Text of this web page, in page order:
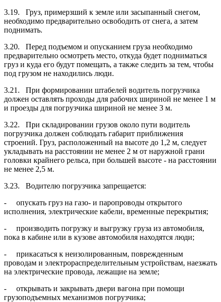
3.19. Груз, примерзший к земле или засыпанный снегом,
необходимо предварительно освободить от снега, а затем
поднимать.
3.20. Перед подъемом и опусканием груза необходимо
предварительно осмотреть место, откуда будет подниматься
груз и куда его будут помещать, а также следить за тем, чтобы
под грузом не находились люди.
3.21. При формировании штабелей водитель погрузчика
должен оставлять проходы для рабочих шириной не менее 1 м
и проезды для погрузчика шириной не менее 3 м.
3.22. При складировании грузов около пути водитель
погрузчика должен соблюдать габарит приближения
строений. Груз, расположенный на высоте до 1,2 м, следует
укладывать на расстоянии не менее 2 м от наружной грани
головки крайнего рельса, при большей высоте - на расстоянии
не менее 2,5 м.
3.23. Водителю погрузчика запрещается:
- опускать груз на газо- и паропроводы открытого
исполнения, электрические кабели, временные перекрытия;
- производить погрузку и выгрузку груза из автомобиля,
пока в кабине или в кузове автомобиля находятся люди;
- прикасаться к неизолированным, поврежденным
проводам и электрораспределительным устройствам, наезжать
на электрические провода, лежащие на земле;
- открывать и закрывать двери вагона при помощи
грузоподъемных механизмов погрузчика;